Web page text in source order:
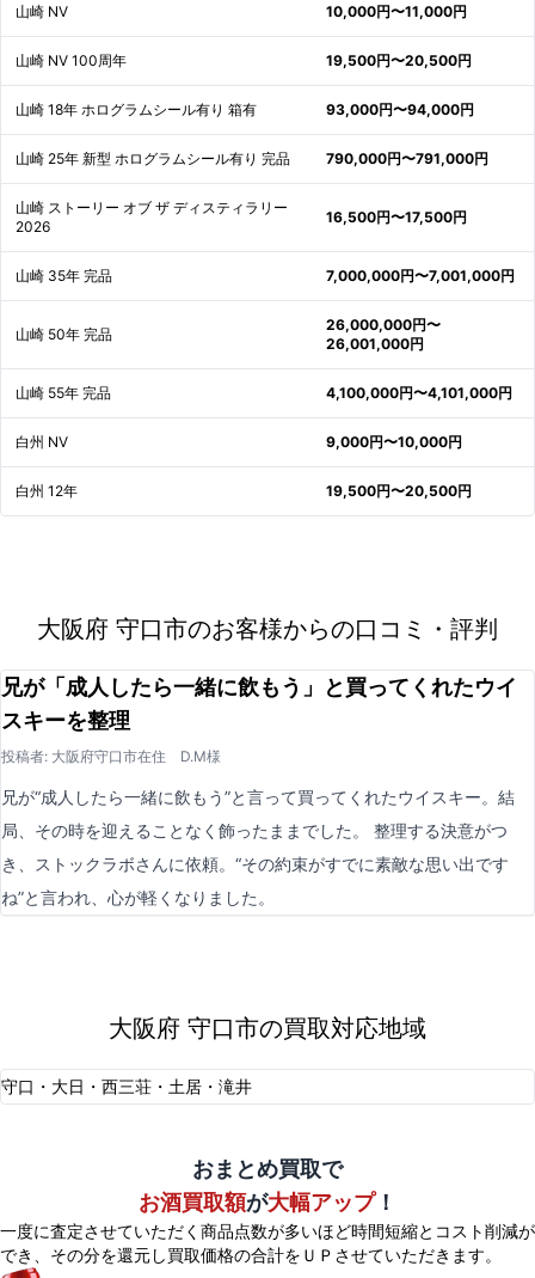
山崎 NV 10,000円〜11,000円
山崎 NV 100周年 19,500円〜20,500円
山崎 18年 ホログラムシール有り 箱有 93,000円〜94,000円
山崎 25年 新型 ホログラムシール有り 完品 790,000円〜791,000円
山崎 ストーリー オブ ザ ディスティラリー
2026
16,500円〜17,500円
山崎 35年 完品 7,000,000円〜7,001,000円
山崎 50年 完品
26,000,000円〜
26,001,000円
山崎 55年 完品 4,100,000円〜4,101,000円
白州 NV 9,000円〜10,000円
白州 12年 19,500円〜20,500円
大阪府 守口市のお客様からの口コミ・評判
兄が「成人したら一緒に飲もう」と買ってくれたウイ
スキーを整理
投稿者: 大阪府守口市在住 D.M様
兄が“成人したら一緒に飲もう”と言って買ってくれたウイスキー。結
局、その時を迎えることなく飾ったままでした。 整理する決意がつ
き、ストックラボさんに依頼。“その約束がすでに素敵な思い出です
ね”と言われ、心が軽くなりました。
大阪府 守口市の買取対応地域
守口・大日・西三荘・土居・滝井
おまとめ買取で
お酒買取額が大幅アップ！
一度に査定させていただく商品点数が多いほど時間短縮とコスト削減が
でき、 その分を還元し買取価格の合計をＵＰさせていただきます。